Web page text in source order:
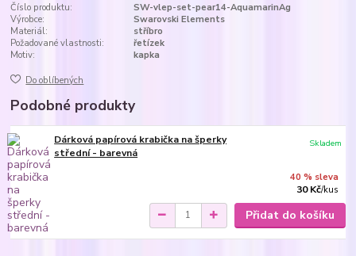
Číslo produktu:
SW-vlep-set-pear14-AquamarinAg
Výrobce:
Swarovski Elements
Materiál:
stříbro
Požadované vlastnosti:
řetízek
Motiv:
kapka
Do oblíbených
Podobné produkty
Dárková papírová krabička na šperky
střední - barevná
40 % sleva
30 Kč/kus
Skladem
Přidat do košíku